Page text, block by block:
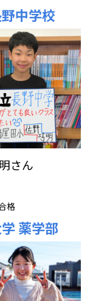
中学校
さん
格
薬学部